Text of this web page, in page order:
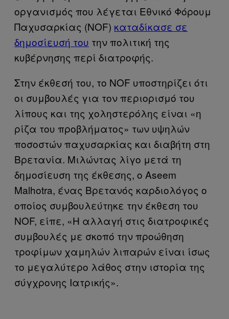
οργανισμός που λέγεται Εθνικό Φόρουμ
Παχυσαρκίας (NOF) καταδίκασε σε
δημοσίευσή του την πολιτική της
κυβέρνησης περί διατροφής.
Στην έκθεσή του, το NOF υποστηρίζει ότι
οι συμβουλές για τον περιορισμό του
λίπους και της χοληστερόλης είναι «η
ρίζα του προβλήματος» των υψηλών
ποσοστών παχυσαρκίας και διαβήτη στη
Βρετανία. Μιλώντας λίγο μετά τη
δημοσίευση της έκθεσης, ο Aseem
Malhotra, ένας Βρετανός καρδιολόγος ο
οποίος συμβουλεύτηκε την έκθεση του
NOF, είπε, «Η αλλαγή στις διατροφικές
συμβουλές με σκοπό την προώθηση
τροφίμων χαμηλών λιπαρών είναι ίσως
το μεγαλύτερο λάθος στην ιστορία της
σύγχρονης Ιατρικής».